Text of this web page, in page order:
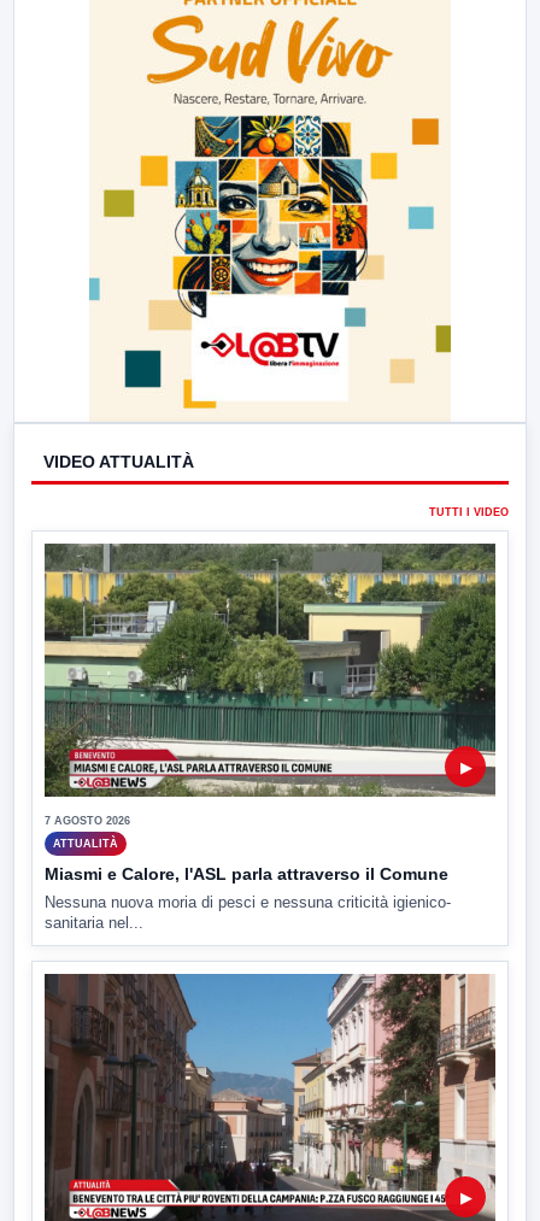
VIDEO ATTUALITÀ
TUTTI I VIDEO
▶
7 AGOSTO 2026
ATTUALITÀ
Miasmi e Calore, l'ASL parla attraverso il Comune
Nessuna nuova moria di pesci e nessuna criticità igienico-
sanitaria nel...
▶